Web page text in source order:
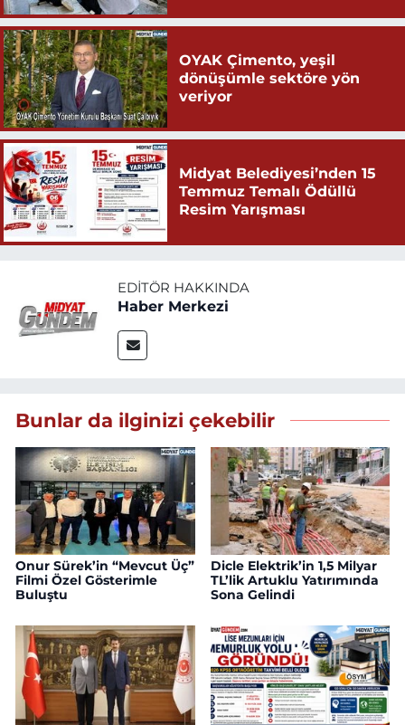
OYAK Çimento, yeşil
dönüşümle sektöre yön
veriyor
Midyat Belediyesi’nden 15
Temmuz Temalı Ödüllü
Resim Yarışması
EDITÖR HAKKINDA
Haber Merkezi
Bunlar da ilginizi çekebilir
Onur Sürek’in “Mevcut Üç”
Filmi Özel Gösterimle
Buluştu
Dicle Elektrik’in 1,5 Milyar
TL’lik Artuklu Yatırımında
Sona Gelindi